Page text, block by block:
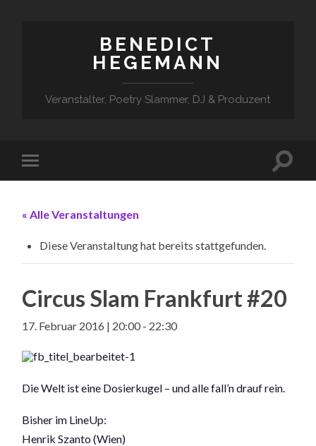
BENEDICT
HEGEMANN
Veranstalter, Poetry Slammer, DJ & Produzent
« Alle Veranstaltungen
Diese Veranstaltung hat bereits stattgefunden.
Circus Slam Frankfurt #20
17. Februar 2016 | 20:00 - 22:30
Die Welt ist eine Dosierkugel – und alle fall’n drauf rein.
Bisher im LineUp:
Henrik Szanto (Wien)